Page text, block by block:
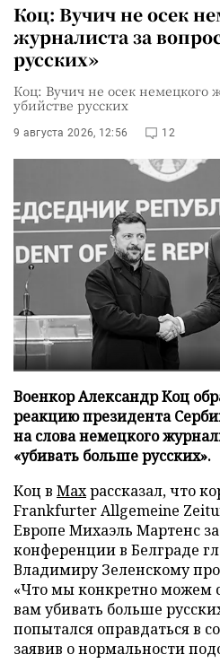
Коц: Вучич не осек
журналиста за
русских»
Коц: Вучич не осек немецкого
убийстве русских
9 августа 2026, 12:56 12
Военкор Александр Коц
реакцию президента
на слова немецкого
«убивать больше русских».
Коц в Махрассказал, что
Frankfurter Allgemeine
Европе Михаэль Мартенс
конференции в Белграде
Владимиру Зеленскому
«Что мы конкретно можем
вам убивать больше
попытался оправдаться в
заявив о нормальности